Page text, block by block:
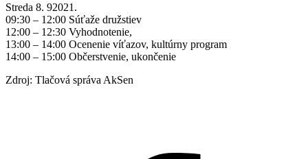
Streda 8. 92021.
09:30 – 12:00 Súťaže družstiev
12:00 – 12:30 Vyhodnotenie,
13:00 – 14:00 Ocenenie víťazov, kultúrny program
14:00 – 15:00 Občerstvenie, ukončenie
Zdroj: Tlačová správa AkSen